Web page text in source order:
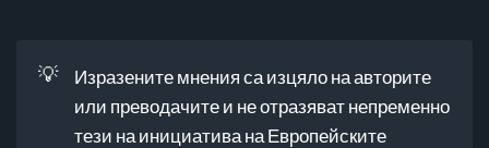
💡
Изразените мнения са изцяло на авторите
или преводачите и не отразяват непременно
тези на инициатива на Европейските